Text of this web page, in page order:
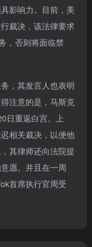
影响力。目前，美
裁决，该法律要求
，否则将面临禁
，其发言人也表明
注意的是，马斯克
日重返白宫。上
相关裁决，以便他
其律师还向法院提
愿。并且在一周
首席执行官周受